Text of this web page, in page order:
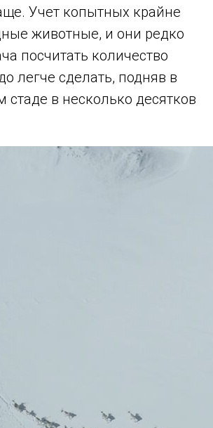
Учет копытных крайне
животные, и они редко
посчитать количество
легче сделать, подняв в
стаде в несколько десятков